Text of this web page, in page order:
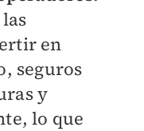
en
seguros
y
lo que